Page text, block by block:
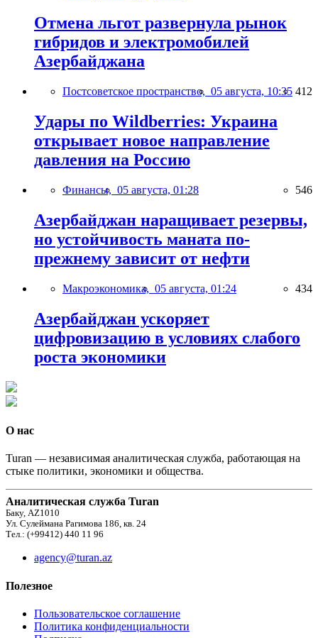
Отмена льгот развернула рынок
гибридов и электромобилей
Азербайджана
Постсоветское пространство, 05 августа, 10:35 412
Удары по Wildberries: Украина
открывает новое направление
давления на Россию
Финансы, 05 августа, 01:28 546
Азербайджан наращивает резервы,
но устойчивость маната по-
прежнему зависит от нефти
Макроэкономика, 05 августа, 01:24 434
Азербайджан ускоряет
цифровизацию в условиях слабого
роста экономики
О нас
Turan — независимая аналитическая служба, работающая на
стыке политики, экономики и общества.
Аналитическая служба Turan
Баку, AZ1010
Ул. Сулеймана Рагимова 186, кв. 24
Тел.: (+99412) 440 11 96
agency@turan.az
Полезное
Пользовательское соглашение
Политика конфиденциальности